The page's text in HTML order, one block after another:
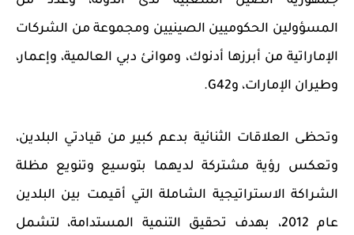
المسؤولين الحكوميين الصينيين ومجموعة من الشركات
الإماراتية من أبرزها أدنوك، وموانئ دبي العالمية، وإعمار،
وطيران الإمارات، وG42
.
وتحظى العلاقات الثنائية بدعم كبير من قيادتي البلدين،
وتعكس رؤية مشتركة لديهما بتوسيع وتنويع مظلة
الشراكة الاستراتيجية الشاملة التي أقيمت بين البلدين
عام 2012، بهدف تحقيق التنمية المستدامة، لتشمل